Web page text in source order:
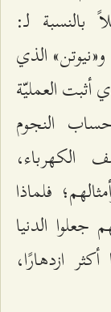
لـ:
الذي
أثبت العمليّة
النجوم
الكهرباء،
فلماذا
الدنيا
ازدهارًا،